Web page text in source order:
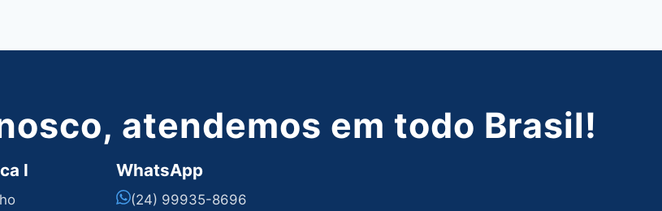
atendemos em todo Brasil!
I WhatsApp
(24) 99935-8696